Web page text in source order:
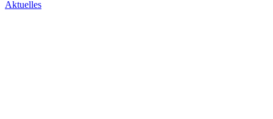
Aktuelles